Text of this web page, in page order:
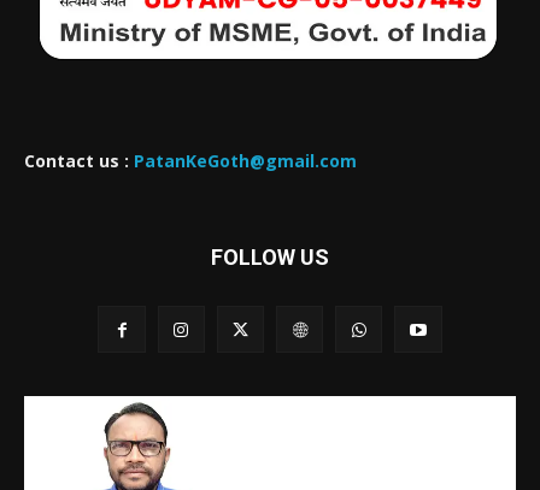
Contact us : PatanKeGoth@gmail.com
FOLLOW US